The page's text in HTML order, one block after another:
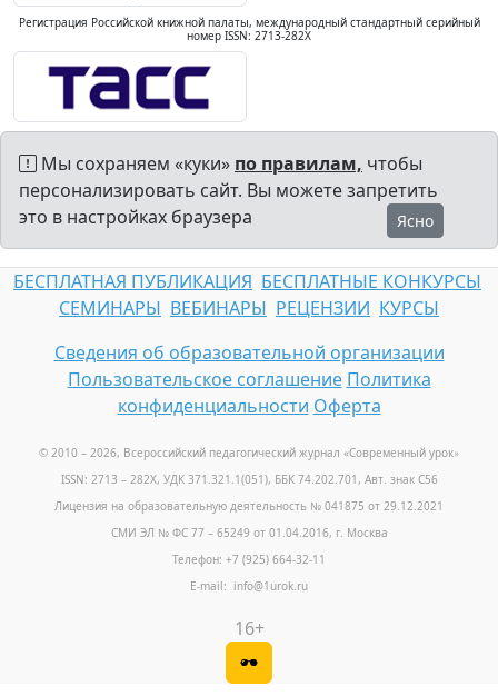
Регистрация Российской книжной палаты, международный стандартный серийный
номер ISSN: 2713-282X
Мы сохраняем «куки» по правилам, чтобы
персонализировать сайт. Вы можете запретить
это в настройках браузера
Ясно
БЕСПЛАТНАЯ ПУБЛИКАЦИЯ БЕСПЛАТНЫЕ КОНКУРСЫ
СЕМИНАРЫ ВЕБИНАРЫ РЕЦЕНЗИИ КУРСЫ
Сведения об образовательной организации
Пользовательское соглашение Политика
конфиденциальности Оферта
© 2010 – 2026, Всероссийский педагогический журнал «Современный урок»
ISSN: 2713 – 282X, УДК 371.321.1(051), ББК 74.202.701, Авт. знак С56
Лицензия на образовательную деятельность № 041875 от 29.12.2021
СМИ ЭЛ № ФС 77 – 65249 от 01.04.2016, г. Москва
Телефон: +7 (925) 664-32-11
E-mail: info@1urok.ru
16+